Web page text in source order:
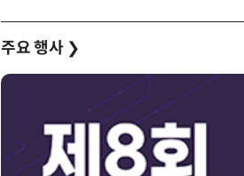
주요 행사 ❯